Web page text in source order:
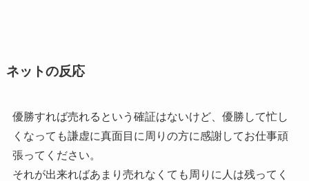
ネットの反応
優勝すれば売れるという確証はないけど、優勝して忙し
くなっても謙虚に真面目に周りの方に感謝してお仕事頑
張ってください。
それが出来ればあまり売れなくても周りに人は残ってく